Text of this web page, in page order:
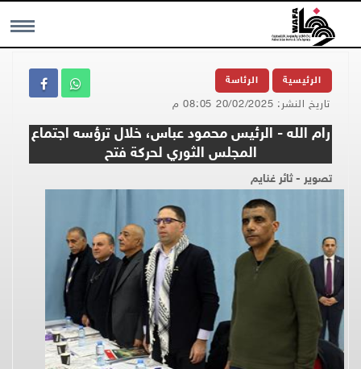
MENU الرئيسية الرئاسة
تاريخ النشر: 20/02/2025 08:05 م
رام الله - الرئيس محمود عباس، خلال ترؤسه اجتماع
المجلس الثوري لحركة فتح
تصوير - ثائر غنايم